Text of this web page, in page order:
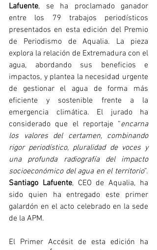
Lafuente, se ha proclamado ganador
entre los 79 trabajos periodísticos
presentados en esta edición del Premio
de Periodismo de Aqualia. La pieza
explora la relación de Extremadura con el
agua, abordando sus beneficios e
impactos, y plantea la necesidad urgente
de gestionar el agua de forma más
eficiente y sostenible frente a la
emergencia climática. El jurado ha
considerado que el reportaje “encarna
los valores del certamen, combinando
rigor periodístico, pluralidad de voces y
una profunda radiografía del impacto
socioeconómico del agua en el territorio
Santiago Lafuente, CEO de Aqualia, ha
sido quien ha entregado este primer
galardón en el acto celebrado en la sede
de la APM.
El Primer Accésit de esta edición ha